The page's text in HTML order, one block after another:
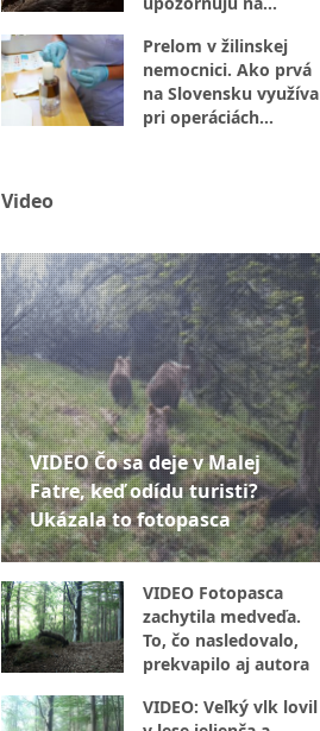
Prelom v žilinskej
nemocnici. Ako prvá
na Slovensku využíva
pri operáciách
Video
VIDEO Čo sa deje v Malej
Fatre, keď odídu turisti?
Ukázala to fotopasca
VIDEO Fotopasca
zachytila medveďa.
To, čo nasledovalo,
prekvapilo aj autora
VIDEO: Veľký vlk lovil